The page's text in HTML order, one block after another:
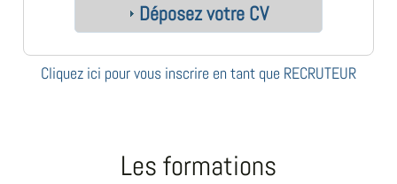
Déposez votre CV
Cliquez ici pour vous inscrire en tant que RECRUTEUR
Les formations